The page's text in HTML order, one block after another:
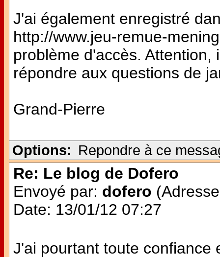
J'ai également enregistré
http://www.jeu-remue-
problème d'accès.
répondre aux questions de
Grand-Pierre
Options: Repondre à ce
Re: Le blog de Dofero
Envoyé par: dofero
Date: 13/01/12 07:27
J'ai pourtant toute confiance